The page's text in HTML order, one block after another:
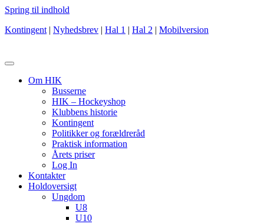
Spring til indhold
Kontingent | Nyhedsbrev | Hal 1 | Hal 2 | Mobilversion
Om HIK
Busserne
HIK – Hockeyshop
Klubbens historie
Kontingent
Politikker og forældreråd
Praktisk information
Årets priser
Log In
Kontakter
Holdoversigt
Ungdom
U8
U10